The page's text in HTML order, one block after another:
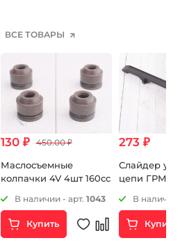
ВСЕ ТОВАРЫ
130 ₽ 450.00 ₽
Маслосъемные
колпачки 4V 4шт 160сс
В наличии - арт. 1043
Купить
273 ₽
Слайдер
цепи ГРМ
ZS172FMM-5
ZS172FMM-
В наличии
Купить